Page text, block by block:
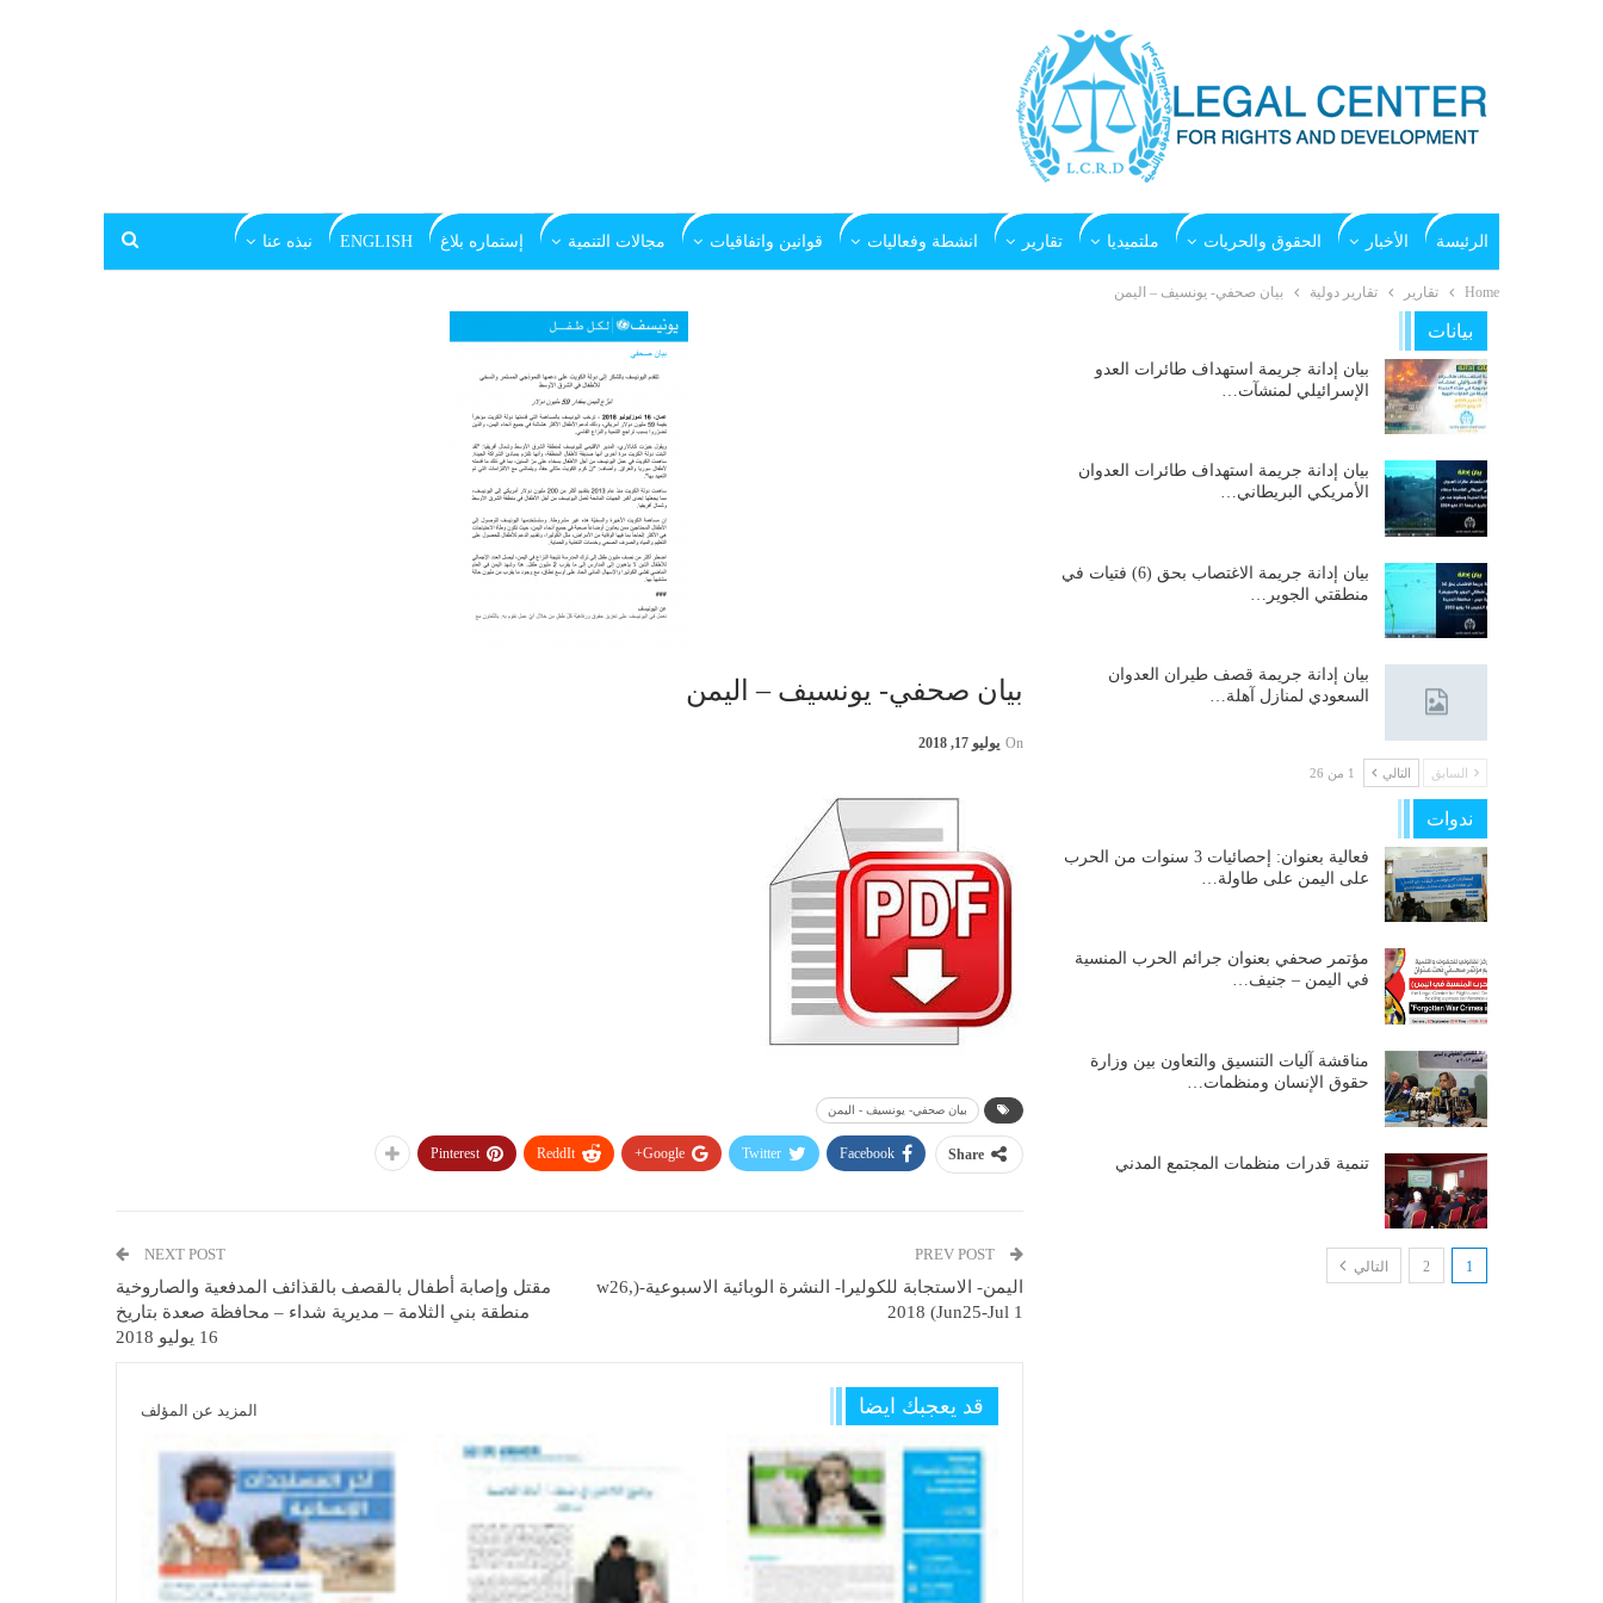
الرئيسة الأخبار الحقوق والحريات ملتميديا تقارير انشطة وفعاليات قوانين واتفاقيات مجالات التنمية إستماره بلاغ ENGLISH نبذه عنا
Home تقارير تقارير دولية بيان صحفي- يونسيف – اليمن
بيان صحفي- يونسيف – اليمن
On يوليو 17, 2018
بيان صحفي- يونسيف - اليمن
Share
Facebook
Twitter
Google+
ReddIt
Pinterest
PREV POST
اليمن- الاستجابة للكوليرا- النشرة الوبائية الاسبوعية-(w26,
2018 (Jun25-Jul 1
NEXT POST
مقتل وإصابة أطفال بالقصف بالقذائف المدفعية والصاروخية
منطقة بني الثلامة – مديرية شداء – محافظة صعدة بتاريخ
16 يوليو 2018
قد يعجبك ايضا المزيد عن المؤلف
بيانات
بيان إدانة جريمة استهداف طائرات العدو
الإسرائيلي لمنشآت…
بيان إدانة جريمة استهداف طائرات العدوان
الأمريكي البريطاني…
بيان إدانة جريمة الاغتصاب بحق (6) فتيات في
منطقتي الجوير…
بيان إدانة جريمة قصف طيران العدوان
السعودي لمنازل آهلة…
السابق التالي 1 من 26
ندوات
فعالية بعنوان: إحصائيات 3 سنوات من الحرب
على اليمن على طاولة…
مؤتمر صحفي بعنوان جرائم الحرب المنسية
في اليمن – جنيف…
مناقشة آليات التنسيق والتعاون بين وزارة
حقوق الإنسان ومنظمات…
تنمية قدرات منظمات المجتمع المدني
1
2 التالي